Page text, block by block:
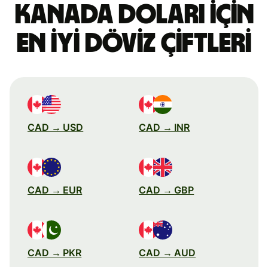
Kanada doları için
en iyi döviz çiftleri
CAD → USD CAD → INR
CAD → EUR CAD → GBP
CAD → PKR CAD → AUD